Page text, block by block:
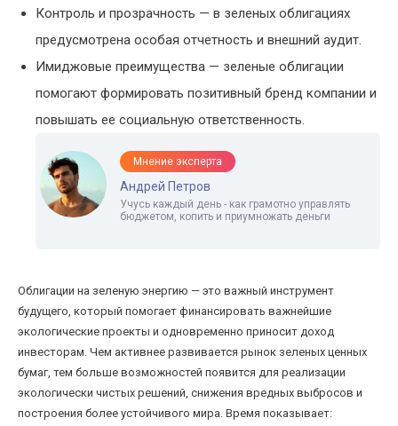
Контроль и прозрачность — в зеленых облигациях
предусмотрена особая отчетность и внешний аудит.
Имиджовые преимущества — зеленые облигации
помогают формировать позитивный бренд компании и
повышать ее социальную ответственность.
Мнение эксперта
Андрей Петров
Учусь каждый день - как грамотно управлять
бюджетом, копить и приумножать деньги
Облигации на зеленую энергию — это важный инструмент
будущего, который помогает финансировать важнейшие
экологические проекты и одновременно приносит доход
инвесторам. Чем активнее развивается рынок зеленых ценных
бумаг, тем больше возможностей появится для реализации
экологически чистых решений, снижения вредных выбросов и
построения более устойчивого мира. Время показывает: